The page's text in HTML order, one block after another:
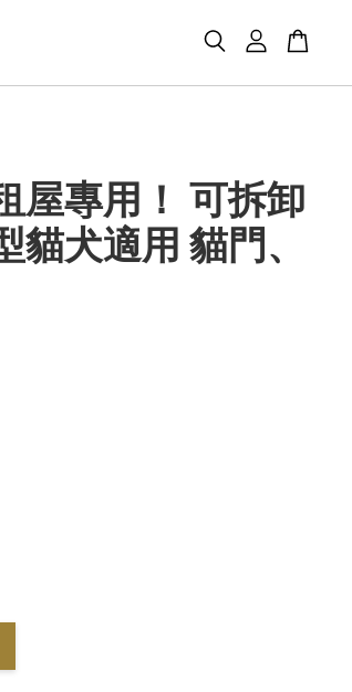
屋專用！ 可拆卸
犬適用 貓門、